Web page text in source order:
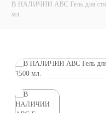
В НАЛИЧИИ АВС Гель для
мл.